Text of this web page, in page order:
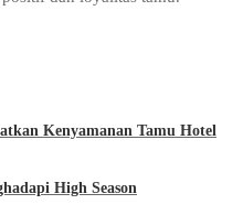
Kenyamanan Tamu Hotel
High Season